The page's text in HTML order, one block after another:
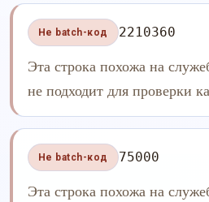
Не batch-код 2210360
Эта строка похожа на
не подходит для проверки
Не batch-код 75000
Эта строка похожа на